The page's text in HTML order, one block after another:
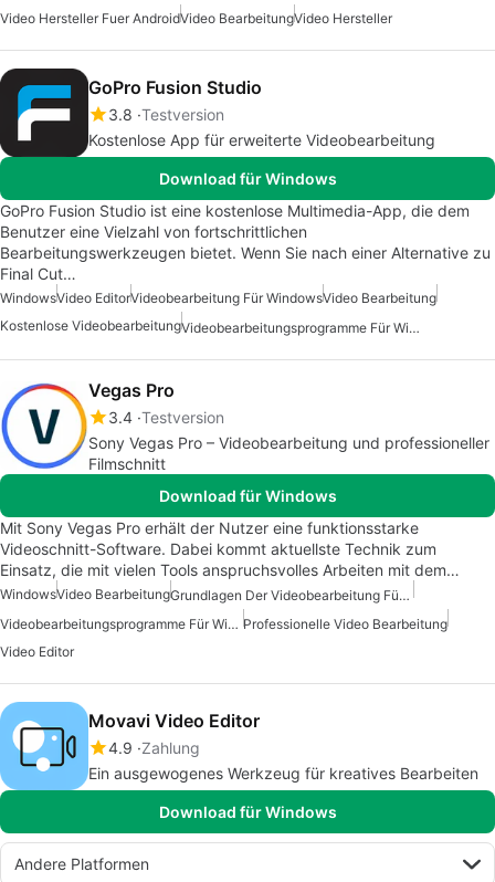
Video Hersteller Fuer AndroidVideo BearbeitungVideo Hersteller
GoPro Fusion Studio
3.8 Testversion
Kostenlose App für erweiterte Videobearbeitung
Download für Windows
GoPro Fusion Studio ist eine kostenlose Multimedia-App, die dem
Benutzer eine Vielzahl von fortschrittlichen
Bearbeitungswerkzeugen bietet. Wenn Sie nach einer Alternative zu
Final Cut…
WindowsVideo EditorVideobearbeitung Für WindowsVideo Bearbeitung
Kostenlose Videobearbeitung
Videobearbeitungsprogramme Für Windows
Vegas Pro
3.4 Testversion
Sony Vegas Pro – Videobearbeitung und professioneller
Filmschnitt
Download für Windows
Mit Sony Vegas Pro erhält der Nutzer eine funktionsstarke
Videoschnitt-Software. Dabei kommt aktuellste Technik zum
Einsatz, die mit vielen Tools anspruchsvolles Arbeiten mit dem…
WindowsVideo Bearbeitung
Grundlagen Der Videobearbeitung Für Windows
Videobearbeitungsprogramme Für Windows Professionelle Video Bearbeitung
Video Editor
Movavi Video Editor
4.9 Zahlung
Ein ausgewogenes Werkzeug für kreatives Bearbeiten
Download für Windows
Andere Platformen